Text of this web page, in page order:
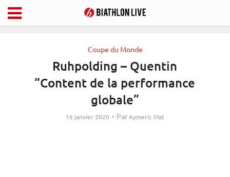
Coupe du Monde
Ruhpolding – Quentin
“Content de la performance
globale”
16 janvier 2020 ParAymeric Mat